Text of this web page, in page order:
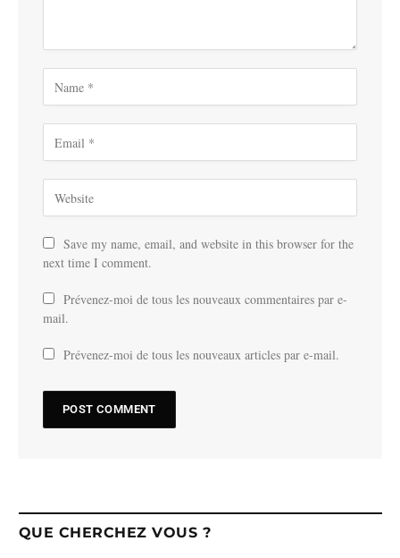
Save my name, email, and website in this browser for the
next time I comment.
Prévenez-moi de tous les nouveaux commentaires par e-
mail.
Prévenez-moi de tous les nouveaux articles par e-mail.
QUE CHERCHEZ VOUS ?